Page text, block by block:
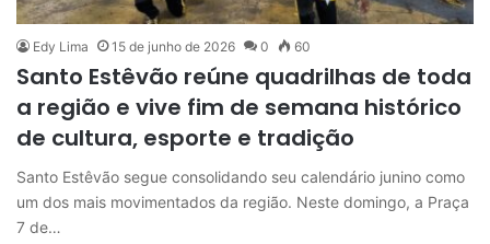
Edy Lima 15 de junho de 2026 0 60
Santo Estêvão reúne quadrilhas de toda
a região e vive fim de semana histórico
de cultura, esporte e tradição
Santo Estêvão segue consolidando seu calendário junino como
um dos mais movimentados da região. Neste domingo, a Praça
7 de…